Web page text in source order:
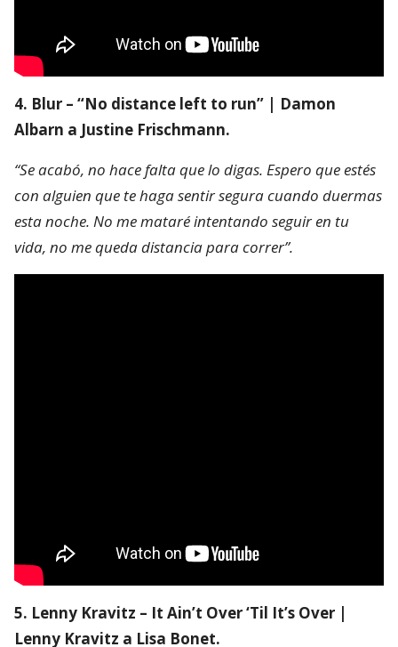
4. Blur – “No distance left to run” | Damon
Albarn a Justine Frischmann.
“Se acabó, no hace falta que lo digas. Espero que estés
con alguien que te haga sentir segura cuando duermas
esta noche. No me mataré intentando seguir en tu
vida, no me queda distancia para correr”.
5. Lenny Kravitz – It Ain’t Over ‘Til It’s Over |
Lenny Kravitz a Lisa Bonet.